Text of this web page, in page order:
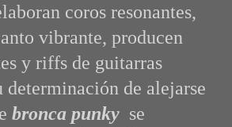
coros resonantes,
vibrante, producen
y riffs de guitarras
de alejarse
bronca punky se